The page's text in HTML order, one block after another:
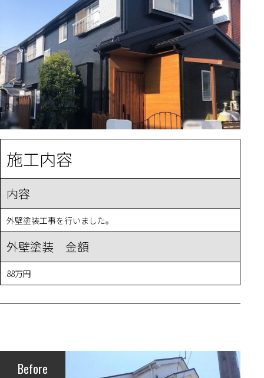
施工内容
内容
外壁塗装工事を行いました。
外壁塗装 金額
88万円
Before